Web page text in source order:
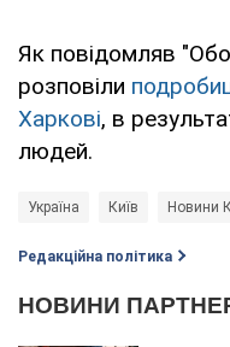
Як повідомляв
розповіли
Харкові, в
людей.
Україна Київ Новини
Редакційна політика